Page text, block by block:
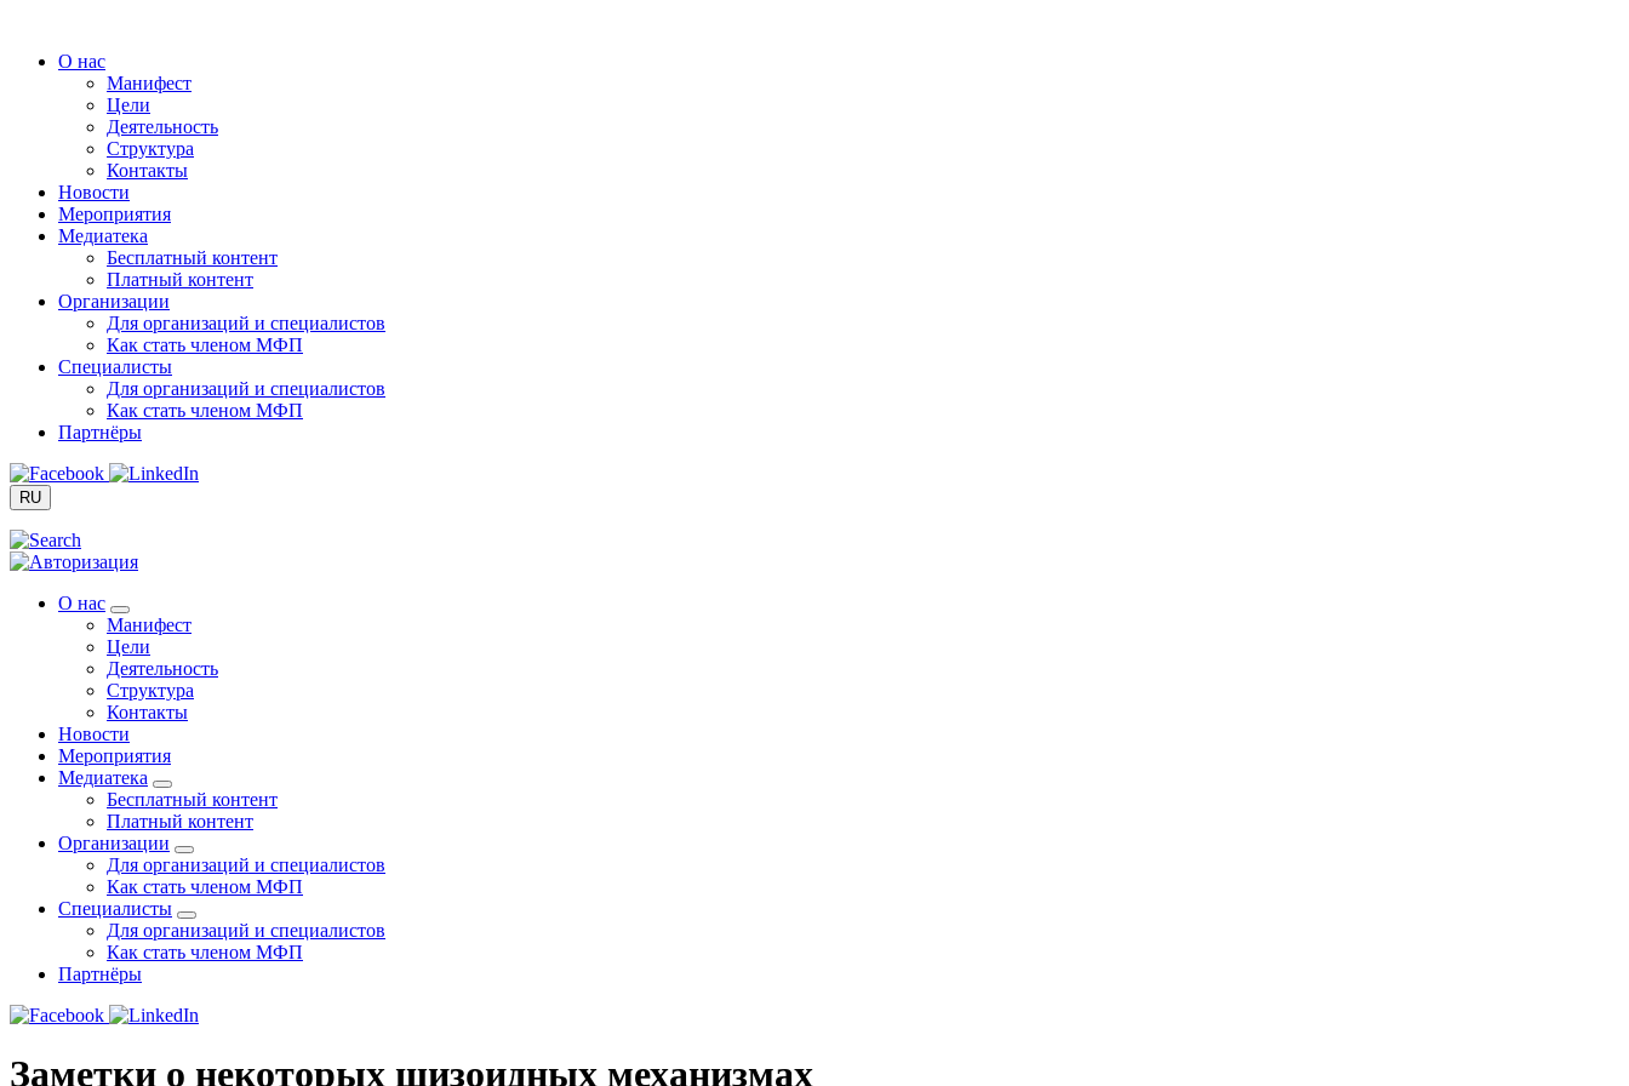
содержимому
О нас
Манифест
Цели
Деятельность
Структура
Контакты
Новости
Мероприятия
Медиатека
Бесплатный контент
Платный контент
Организации
Для организаций и специалистов
Как стать членом МФП
Специалисты
Для организаций и специалистов
Как стать членом МФП
Партнёры
RU
О нас
Манифест
Цели
Деятельность
Структура
Контакты
Новости
Мероприятия
Медиатека
Бесплатный контент
Платный контент
Организации
Для организаций и специалистов
Как стать членом МФП
Специалисты
Для организаций и специалистов
Как стать членом МФП
Партнёры
Заметки о некоторых шизоидных механизмах